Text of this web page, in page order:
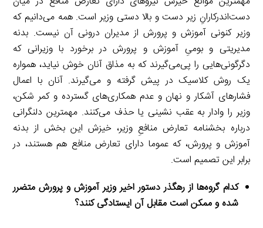
دست‌اندرکارانِ زیر دست و بالا دستی وزیر است. همه می‌دانیم که
وزیر کنونی آموزش و پرورش از مدیران درونی آن نیست. بدنه
مدیریتی و بومیِ آموزش و پرورش در برخورد با وزیرانی که
دگرگونی‌هایی را پی‌می‌گیرند که به مذاق آنان خوش نیاید، همواره
یک روش کلاسیک در پیش گرفته و می‌گیرند. آنان با اعمال
فشارهای آشکار و نهان و عدم همکاری‌های گسترده و کمر شکن،
وزیر را وادار به عقب نشینی یا حذف می‌کنند. مهمترین دلنگرانی
درباره بخشنامه تعارض منافعِ وزیر، خیزش این بخش از بدنه
آموزش و پرورش، که عموما دارای تعارض منافع هم هستند، در
برابر این تصمیم است.
کدام گروه‌ها از رهگذر دستور اخیر وزیر آموزش و پرورش متضرر
شده و ممکن است مقابل آن ایستادگی کنند؟